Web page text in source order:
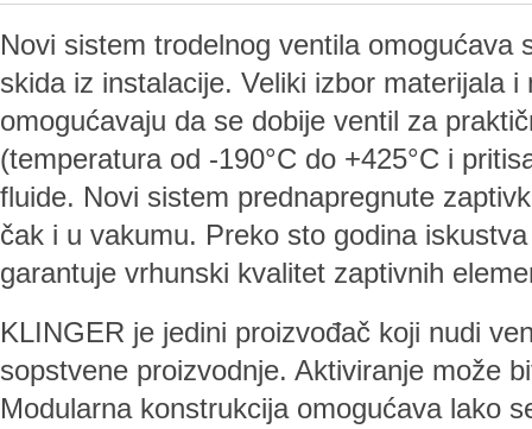
Novi sistem trodelnog ventila omogućava
skida iz instalacije. Veliki izbor materijala
omogućavaju da se dobije ventil za
(temperatura od -190°C do +425°C i
fluide. Novi sistem prednapregnute
čak i u vakumu. Preko sto godina
garantuje vrhunski kvalitet zaptivnih
KLINGER je jedini proizvođač koji nudi
sopstvene proizvodnje. Aktiviranje može
Modularna konstrukcija omogućava lako